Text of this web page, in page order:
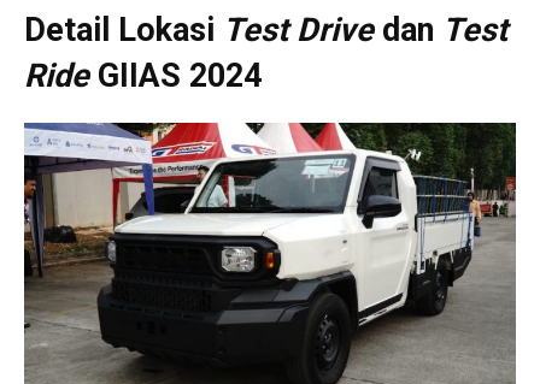
Detail Lokasi Test Drivedan Test
RideGIIAS 2024